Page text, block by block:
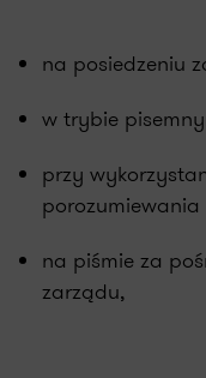
na posiedzeniu
w trybie
przy
porozumiewania
na piśmie za
zarządu,